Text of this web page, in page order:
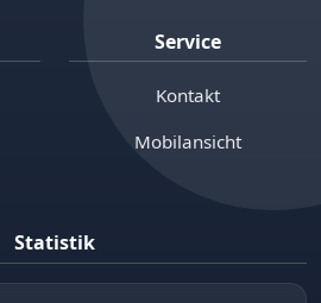
Service
Kontakt
Mobilansicht
Statistik